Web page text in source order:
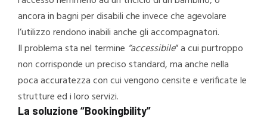
ancora in bagni per disabili che invece che agevolare
l’utilizzo rendono inabili anche gli accompagnatori.
Il problema sta nel termine “accessibile” a cui purtroppo
non corrisponde un preciso standard, ma anche nella
poca accuratezza con cui vengono censite e verificate le
strutture ed i loro servizi.
La soluzione “Bookingbility”